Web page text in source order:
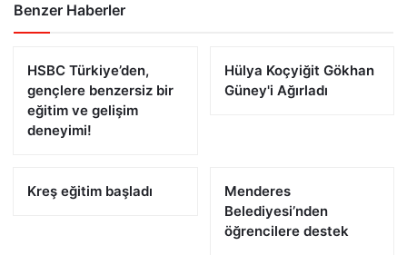
Benzer Haberler
HSBC Türkiye’den,
gençlere benzersiz bir
eğitim ve gelişim
deneyimi!
Hülya Koçyiğit Gökhan
Güney'i Ağırladı
Kreş eğitim başladı
Menderes
Belediyesi’nden
öğrencilere destek